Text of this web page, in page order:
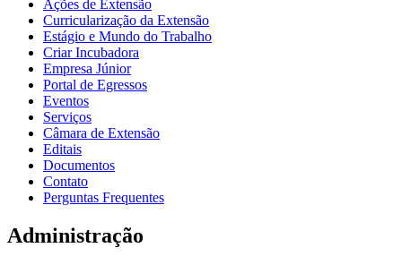
Ações de Extensão
Curricularização da Extensão
Estágio e Mundo do Trabalho
Criar Incubadora
Empresa Júnior
Portal de Egressos
Eventos
Serviços
Câmara de Extensão
Editais
Documentos
Contato
Perguntas Frequentes
Administração